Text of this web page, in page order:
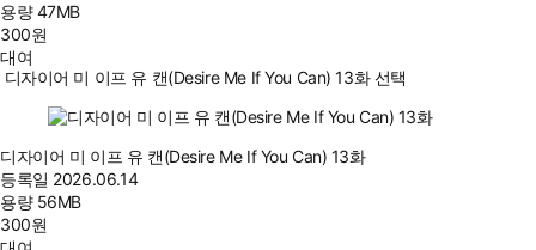
용량47MB
300원
대여
디자이어 미 이프 유 캔(Desire Me If You Can) 13화 선택
디자이어 미 이프 유 캔(Desire Me If You Can) 13화
등록일 2026.06.14
용량 56MB
300원